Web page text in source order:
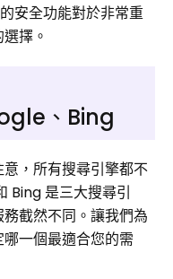
安全功能對於非常重
擇。
、Bing
，所有搜尋引擎都不
Bing 是三大搜尋引
截然不同。讓我們為
一個最適合您的需